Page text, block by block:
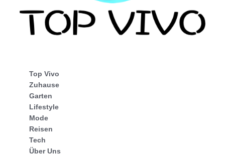
Top Vivo
Zuhause
Garten
Lifestyle
Mode
Reisen
Tech
Über Uns